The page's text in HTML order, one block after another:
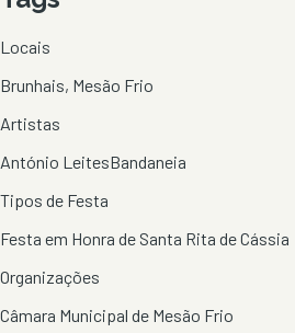
Locais
Brunhais, Mesão Frio
Artistas
António LeitesBandaneia
Tipos de Festa
Festa em Honra de Santa Rita de Cássia
Organizações
Câmara Municipal de Mesão Frio